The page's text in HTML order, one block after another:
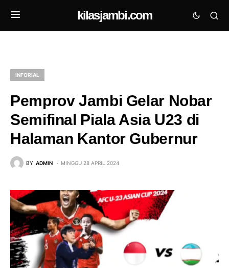
kilasjambi.com
INFORIAL
Pemprov Jambi Gelar Nobar
Semifinal Piala Asia U23 di
Halaman Kantor Gubernur
BY ADMIN MINGGU 28 APRIL 2024